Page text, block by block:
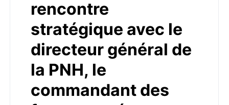
rencontre
stratégique avec le
directeur général de
la PNH, le
commandant des